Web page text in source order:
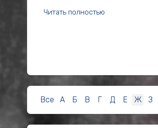
Читать полностью
Все А Б В Г Д Е Ж З